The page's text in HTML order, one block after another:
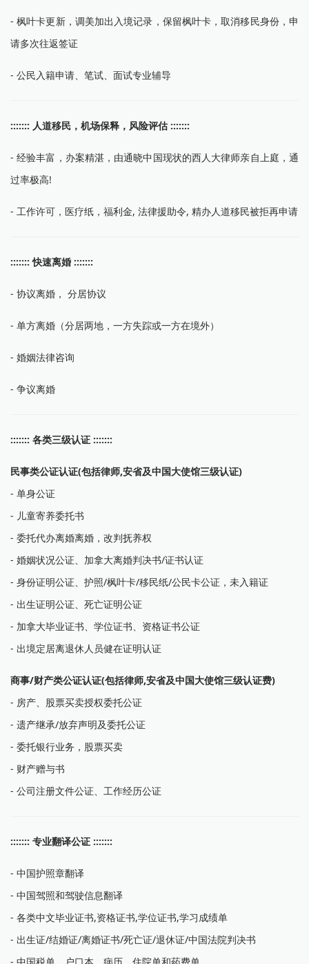
- 枫叶卡更新，调美加出入境记录，保留枫叶卡，取消移民身份，申
请多次往返签证
- 公民入籍申请、笔试、面试专业辅导
::::::: 人道移民，机场保释，风险评估 :::::::
- 经验丰富，办案精湛，由通晓中国现状的西人大律师亲自上庭，通
过率极高!
- 工作许可，医疗纸，福利金, 法律援助令, 精办人道移民被拒再申请
::::::: 快速离婚 :::::::
- 协议离婚， 分居协议
- 单方离婚（分居两地，一方失踪或一方在境外）
- 婚姻法律咨询
- 争议离婚
::::::: 各类三级认证 :::::::
民事类公证认证(包括律师,安省及中国大使馆三级认证)
- 单身公证
- 儿童寄养委托书
- 委托代办离婚离婚，改判抚养权
- 婚姻状况公证、加拿大离婚判决书/证书认证
- 身份证明公证、护照/枫叶卡/移民纸/公民卡公证，未入籍证
- 出生证明公证、死亡证明公证
- 加拿大毕业证书、学位证书、资格证书公证
- 出境定居离退休人员健在证明认证
商事/财产类公证认证(包括律师,安省及中国大使馆三级认证费)
- 房产、股票买卖授权委托公证
- 遗产继承/放弃声明及委托公证
- 委托银行业务，股票买卖
- 财产赠与书
- 公司注册文件公证、工作经历公证
::::::: 专业翻译公证 :::::::
- 中国护照章翻译
- 中国驾照和驾驶信息翻译
- 各类中文毕业证书,资格证书,学位证书,学习成绩单
- 出生证/结婚证/离婚证书/死亡证/退休证/中国法院判决书